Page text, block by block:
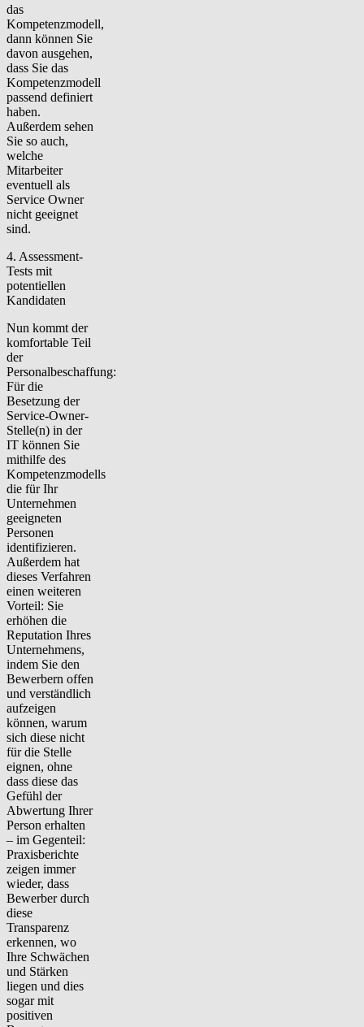
das
Kompetenzmodell,
dann können Sie
davon ausgehen,
dass Sie das
Kompetenzmodell
passend definiert
haben.
Außerdem sehen
Sie so auch,
welche
Mitarbeiter
eventuell als
Service Owner
nicht geeignet
sind.
4. Assessment-
Tests mit
potentiellen
Kandidaten
Nun kommt der
komfortable Teil
der
Personalbeschaffung:
Für die
Besetzung der
Service-Owner-
Stelle(n) in der
IT können Sie
mithilfe des
Kompetenzmodells
die für Ihr
Unternehmen
geeigneten
Personen
identifizieren.
Außerdem hat
dieses Verfahren
einen weiteren
Vorteil: Sie
erhöhen die
Reputation Ihres
Unternehmens,
indem Sie den
Bewerbern offen
und verständlich
aufzeigen
können, warum
sich diese nicht
für die Stelle
eignen, ohne
dass diese das
Gefühl der
Abwertung Ihrer
Person erhalten
– im Gegenteil:
Praxisberichte
zeigen immer
wieder, dass
Bewerber durch
diese
Transparenz
erkennen, wo
Ihre Schwächen
und Stärken
liegen und dies
sogar mit
positiven